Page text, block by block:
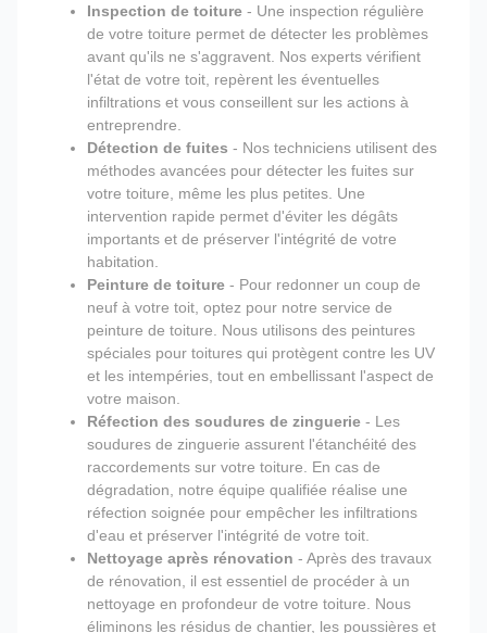
Inspection de toiture - Une inspection régulière
de votre toiture permet de détecter les problèmes
avant qu'ils ne s'aggravent. Nos experts vérifient
l'état de votre toit, repèrent les éventuelles
infiltrations et vous conseillent sur les actions à
entreprendre.
Détection de fuites - Nos techniciens utilisent des
méthodes avancées pour détecter les fuites sur
votre toiture, même les plus petites. Une
intervention rapide permet d'éviter les dégâts
importants et de préserver l'intégrité de votre
habitation.
Peinture de toiture - Pour redonner un coup de
neuf à votre toit, optez pour notre service de
peinture de toiture. Nous utilisons des peintures
spéciales pour toitures qui protègent contre les UV
et les intempéries, tout en embellissant l'aspect de
votre maison.
Réfection des soudures de zinguerie - Les
soudures de zinguerie assurent l'étanchéité des
raccordements sur votre toiture. En cas de
dégradation, notre équipe qualifiée réalise une
réfection soignée pour empêcher les infiltrations
d'eau et préserver l'intégrité de votre toit.
Nettoyage après rénovation - Après des travaux
de rénovation, il est essentiel de procéder à un
nettoyage en profondeur de votre toiture. Nous
éliminons les résidus de chantier, les poussières et